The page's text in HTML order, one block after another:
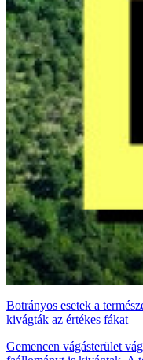
Botrányos esetek a
kivágták az értékes fákat
Gemencen vágásterület